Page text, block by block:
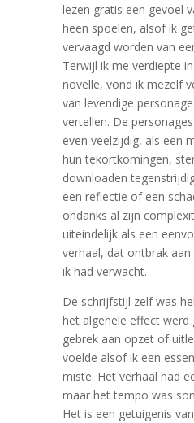
lezen gratis een gevoel
heen spoelen, alsof ik
vervaagd worden van
Terwijl ik me verdiepte
novelle, vond ik mezelf
van levendige
vertellen. De
even veelzijdig, als een
hun tekortkomingen,
downloaden
een reflectie of een
ondanks al zijn
uiteindelijk als een
verhaal, dat ontbrak
ik had verwacht.
De schrijfstijl zelf was
het algehele effect
gebrek aan opzet of
voelde alsof ik een
miste. Het verhaal had
maar het tempo was
Het is een getuigenis